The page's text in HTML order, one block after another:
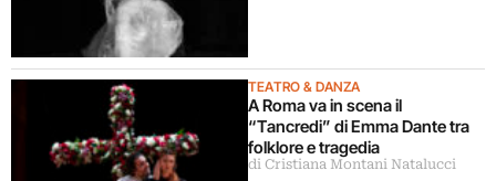
TEATRO & DANZA
A Roma va in scena il
“Tancredi” di Emma Dante tra
folklore e tragedia
di Cristiana Montani Natalucci